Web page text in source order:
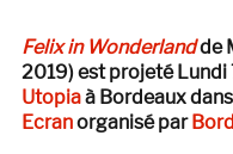
Felix in Wonderlandde
2019) est projeté Lundi
Utopiaà Bordeaux
Ecranorganisé par